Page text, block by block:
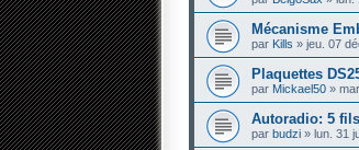
Mécanisme
par Kills » jeu. 07
Plaquettes
par Mickael50 »
Autoradio: 5
par budzi » lun. 31